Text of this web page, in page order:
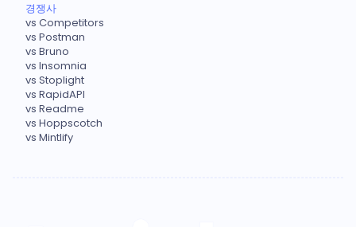
경쟁사
vs Competitors
vs Postman
vs Bruno
vs Insomnia
vs Stoplight
vs RapidAPI
vs Readme
vs Hoppscotch
vs Mintlify